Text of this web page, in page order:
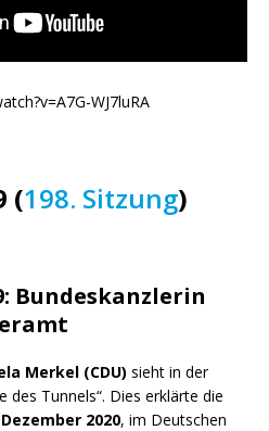
WJ7luRA
(198. Sitzung)
Bundeskanzlerin
Merkel (CDU) sieht in der
des Tunnels“. Dies erklärte die
2020, im Deutschen